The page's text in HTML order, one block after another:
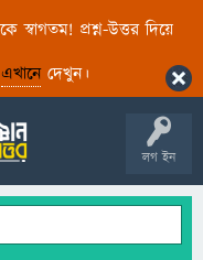
স্বাগতম! প্রশ্ন-উত্তর দিয়ে
এখানেদেখুন।
লগ ইন